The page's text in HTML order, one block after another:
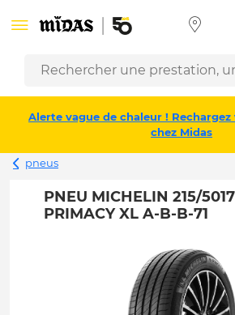
Alerte vague de chaleur !
chez Midas
pneus
PNEU MICHELIN 215/
PRIMACY XL A-B-B-71